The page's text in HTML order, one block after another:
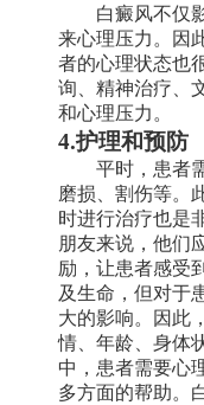
白癜风不仅
来心理压力。因
者的心理状态也
询、精神治疗、
和心理压力。
4.护理和预防
平时，患者
磨损、割伤等。
时进行治疗也是
朋友来说，他们
励，让患者感受
及生命，但对于
大的影响。因此
情、年龄、身体
中，患者需要心
多方面的帮助。